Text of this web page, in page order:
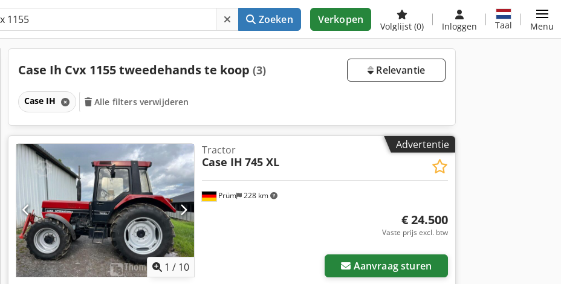
Zoeken Verkopen
Volglijst (0) Inloggen Taal Menu
Case Ih Cvx 1155 tweedehands te koop (3) Relevantie
Case IH Alle filters verwijderen
Advertentie
1 / 10
Prüm 228 km
Tractor
Case IH 745 XL
€ 24.500
Vaste prijs excl. btw
Aanvraag sturen